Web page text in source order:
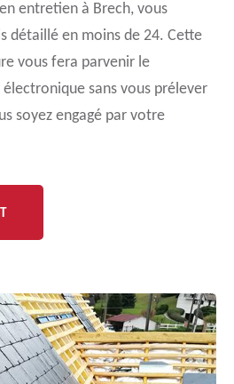
entretien à Brech, vous
détaillé en moins de 24. Cette
vous fera parvenir le
sans vous prélever
soyez engagé par votre